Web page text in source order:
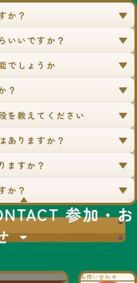
か？
いいですか？
でしょうか
？
を教えてください
ありますか？
ますか？
か？
▼
参加・お
お問い合わせ